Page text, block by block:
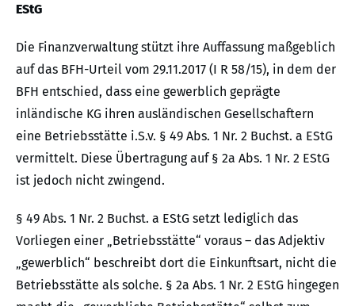
EStG
Die Finanzverwaltung stützt ihre Auffassung maßgeblich
auf das BFH-Urteil vom 29.11.2017 (I R 58/15), in dem der
BFH entschied, dass eine gewerblich geprägte
inländische KG ihren ausländischen Gesellschaftern
eine Betriebsstätte i.S.v. § 49 Abs. 1 Nr. 2 Buchst. a EStG
vermittelt. Diese Übertragung auf § 2a Abs. 1 Nr. 2 EStG
ist jedoch nicht zwingend.
§ 49 Abs. 1 Nr. 2 Buchst. a EStG setzt lediglich das
Vorliegen einer „Betriebsstätte“ voraus – das Adjektiv
„gewerblich“ beschreibt dort die Einkunftsart, nicht die
Betriebsstätte als solche. § 2a Abs. 1 Nr. 2 EStG hingegen